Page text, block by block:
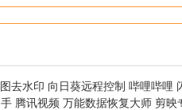
去水印 向日葵远程控制 哔哩哔哩
腾讯视频 万能数据恢复大师 剪映